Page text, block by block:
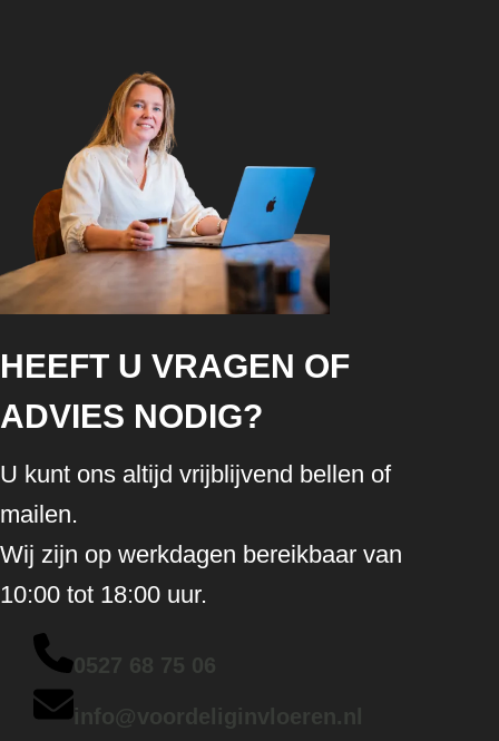
HEEFT U VRAGEN OF
ADVIES NODIG?
U kunt ons altijd vrijblijvend bellen of
mailen.
Wij zijn op werkdagen bereikbaar van
10:00 tot 18:00 uur.
0527 68 75 06
info@voordeliginvloeren.nl